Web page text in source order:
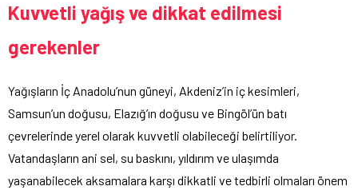
Kuvvetli yağış ve dikkat edilmesi
gerekenler
Yağışların İç Anadolu’nun güneyi, Akdeniz’in iç kesimleri,
Samsun’un doğusu, Elazığ’ın doğusu ve Bingöl’ün batı
çevrelerinde yerel olarak kuvvetli olabileceği belirtiliyor.
Vatandaşların ani sel, su baskını, yıldırım ve ulaşımda
yaşanabilecek aksamalara karşı dikkatli ve tedbirli olmaları önem